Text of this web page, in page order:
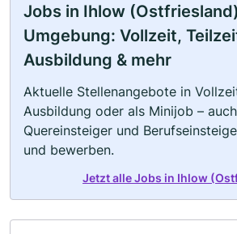
Jobs in Ihlow
Umgebung: Vollzeit,
Ausbildung & mehr
Aktuelle Stellenangebote in
Ausbildung oder als Minijob –
Quereinsteiger und
und bewerben.
Jetzt alle Jobs in Ihlow